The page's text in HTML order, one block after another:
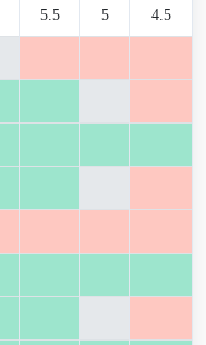
5.5
5
4.5